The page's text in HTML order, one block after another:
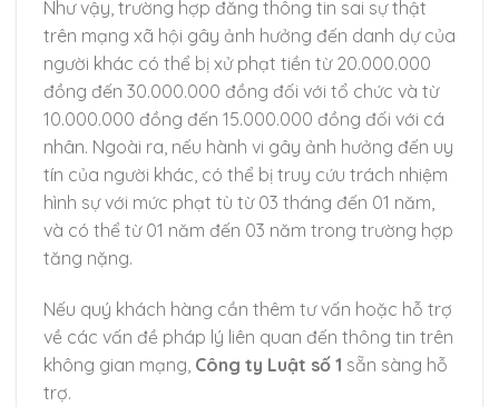
Chuyển
đến
Như vậy, trường hợp đăng thông tin sai sự thật
trên mạng xã hội gây ảnh hưởng đến danh dự của
người khác có thể bị xử phạt tiền từ 20.000.000
đồng đến 30.000.000 đồng đối với tổ chức và từ
10.000.000 đồng đến 15.000.000 đồng đối với cá
nhân. Ngoài ra, nếu hành vi gây ảnh hưởng đến uy
tín của người khác, có thể bị truy cứu trách nhiệm
hình sự với mức phạt tù từ 03 tháng đến 01 năm,
và có thể từ 01 năm đến 03 năm trong trường hợp
tăng nặng.
Nếu quý khách hàng cần thêm tư vấn hoặc hỗ trợ
về các vấn đề pháp lý liên quan đến thông tin trên
không gian mạng, Công ty Luật số 1 sẵn sàng hỗ
trợ.